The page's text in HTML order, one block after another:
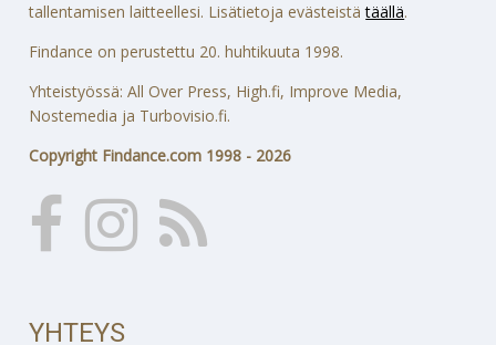
tallentamisen laitteellesi. Lisätietoja evästeistätäällä.
Findance on perustettu 20. huhtikuuta 1998.
Yhteistyössä: All Over Press, High.fi, Improve Media,
Nostemedia ja Turbovisio.fi.
Copyright Findance.com 1998 - 2026
YHTEYS